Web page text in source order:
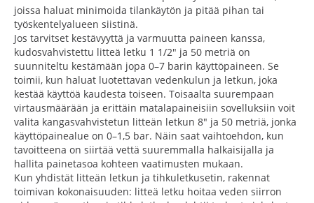
joissa haluat minimoida tilankäytön ja pitää pihan tai
työskentelyalueen siistinä.
Jos tarvitset kestävyyttä ja varmuutta paineen kanssa,
kudosvahvistettu litteä letku 1 1/2" ja 50 metriä on
suunniteltu kestämään jopa 0–7 barin käyttöpaineen. Se
toimii, kun haluat luotettavan vedenkulun ja letkun, joka
kestää käyttöä kaudesta toiseen. Toisaalta suurempaan
virtausmäärään ja erittäin matalapaineisiin sovelluksiin voit
valita kangasvahvistetun litteän letkun 8" ja 50 metriä, jonka
käyttöpainealue on 0–1,5 bar. Näin saat vaihtoehdon, kun
tavoitteena on siirtää vettä suuremmalla halkaisijalla ja
hallita painetasoa kohteen vaatimusten mukaan.
Kun yhdistät litteän letkun ja tihkuletkusetin, rakennat
toimivan kokonaisuuden: litteä letku hoitaa veden siirron